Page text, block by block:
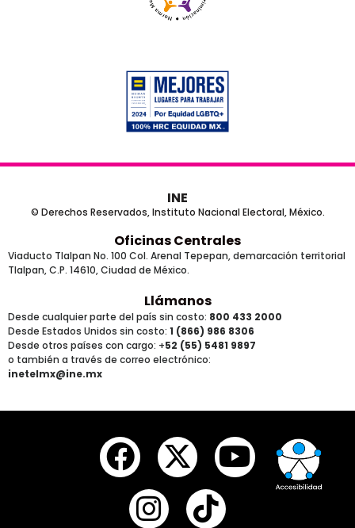
INE
© Derechos Reservados, Instituto Nacional Electoral, México.
Oficinas Centrales
Viaducto Tlalpan No. 100 Col. Arenal Tepepan, demarcación territorial
Tlalpan, C.P. 14610, Ciudad de México.
Llámanos
Desde cualquier parte del país sin costo: 800 433 2000
Desde Estados Unidos sin costo: 1 (866) 986 8306
Desde otros países con cargo: +52 (55) 5481 9897
o también a través de correo electrónico:
inetelmx@ine.mx